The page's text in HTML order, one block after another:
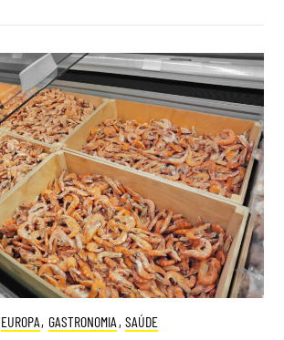
EUROPA, GASTRONOMIA , SAÚDE